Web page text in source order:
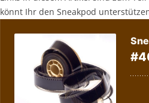
könnt Ihr den Sneakpod